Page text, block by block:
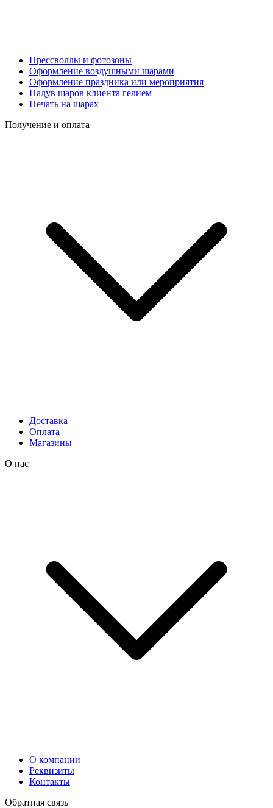
Прессволлы и фотозоны
Оформление воздушными шарами
Оформление праздника или мероприятия
Надув шаров клиента гелием
Печать на шарах
Получение и оплата
Доставка
Оплата
Магазины
О нас
О компании
Реквизиты
Контакты
Обратная связь